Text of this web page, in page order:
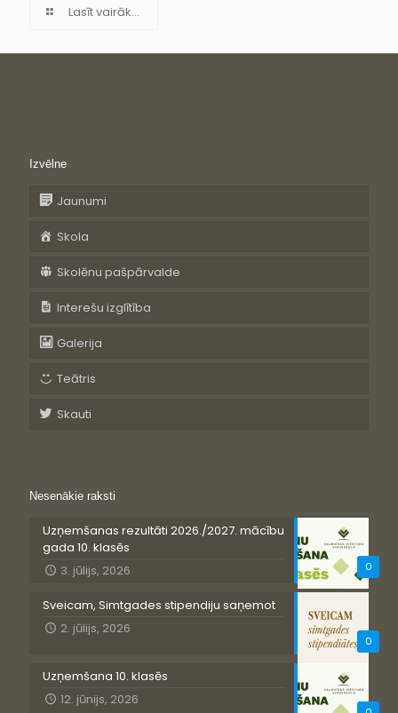
Lasīt vairāk...
Izvēlne
Jaunumi
Skola
Skolēnu pašpārvalde
Interešu izglītība
Galerija
Teātris
Skauti
Nesenākie raksti
0
Uzņemšanas rezultāti 2026./2027. mācību
gada 10. klasēs
3. jūlijs, 2026
0
Sveicam, Simtgades stipendiju saņemot
2. jūlijs, 2026
Uzņemšana 10. klasēs
12. jūnijs, 2026